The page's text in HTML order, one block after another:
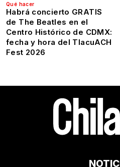
Qué hacer
Habrá concierto GRATIS
de The Beatles en el
Centro Histórico de CDMX:
fecha y hora del TlacuACH
Fest 2026